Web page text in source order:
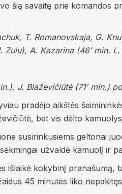
šią savaitę prie komandos
T. Romanovskaja, G.
Zulu), A. Kazarina (46′ min.
J. Blaževičiūtė (71′ min.)
pradėjo aikštės
bet vis dėlto
susirinkusiems geltonai
užvaldė kamuolį ir
išlaikė kokybinį pranašumą,
45 minutes liko